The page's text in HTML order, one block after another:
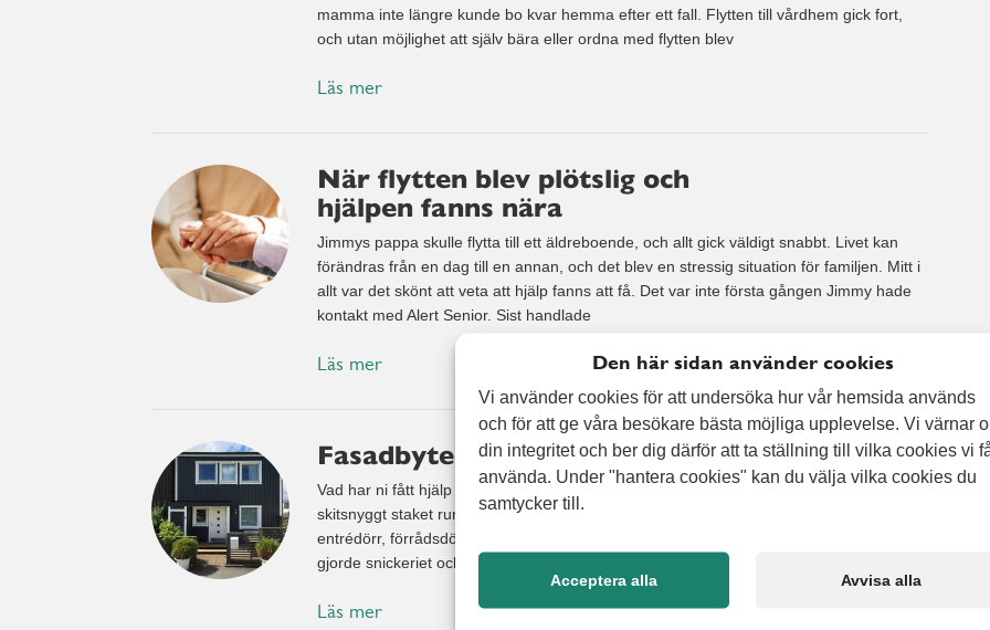
mamma inte längre kunde bo kvar hemma efter ett fall. Flytten till vårdhem gick fort,
och utan möjlighet att själv bära eller ordna med flytten blev
Läs mer
När flytten blev plötslig och
hjälpen fanns nära
Jimmys pappa skulle flytta till ett äldreboende, och allt gick väldigt snabbt. Livet kan
förändras från en dag till en annan, och det blev en stressig situation för familjen. Mitt i
allt var det skönt att veta att hjälp fanns att få. Det var inte första gången Jimmy hade
kontakt med Alert Senior. Sist handlade
Läs mer
Fasadbyte & staket
Vad har ni fått hjälp med? – Alert Senior tog bort en häck och ersatte den med ett
skitsnyggt staket runt baksidan. De bytte även hela fasaden på framsidan inklusive
entrédörr, förrådsdörr och gjorde några mindre förändringar. Niklas på Alert Senior
gjorde snickeriet och jag måleriet. Skillnaden blev som dag och natt – det ser
Läs mer
Den här sidan använder cookies
Vi använder cookies för att undersöka hur vår hemsida används
och för att ge våra besökare bästa möjliga upplevelse. Vi värnar
din integritet och ber dig därför att ta ställning till vilka cookies vi
använda. Under "hantera cookies" kan du välja vilka cookies du
samtycker till.
Acceptera alla Avvisa alla